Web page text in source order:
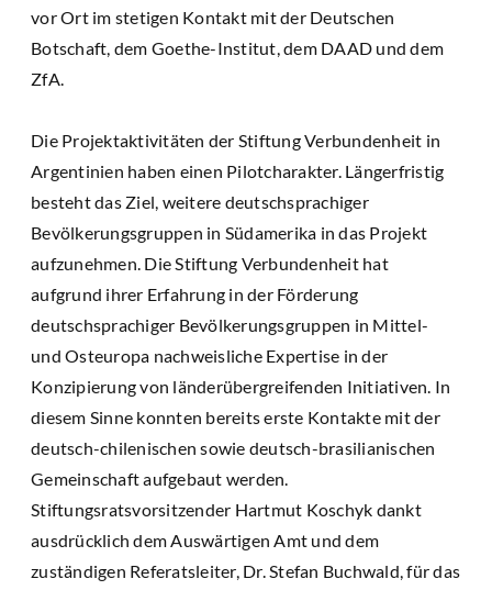
vor Ort im stetigen Kontakt mit der Deutschen
Botschaft, dem Goethe-Institut, dem DAAD und dem
ZfA.
Die Projektaktivitäten der Stiftung Verbundenheit in
Argentinien haben einen Pilotcharakter. Längerfristig
besteht das Ziel, weitere deutschsprachiger
Bevölkerungsgruppen in Südamerika in das Projekt
aufzunehmen. Die Stiftung Verbundenheit hat
aufgrund ihrer Erfahrung in der Förderung
deutschsprachiger Bevölkerungsgruppen in Mittel-
und Osteuropa nachweisliche Expertise in der
Konzipierung von länderübergreifenden Initiativen. In
diesem Sinne konnten bereits erste Kontakte mit der
deutsch-chilenischen sowie deutsch-brasilianischen
Gemeinschaft aufgebaut werden.
Stiftungsratsvorsitzender Hartmut Koschyk dankt
ausdrücklich dem Auswärtigen Amt und dem
zuständigen Referatsleiter, Dr. Stefan Buchwald, für das